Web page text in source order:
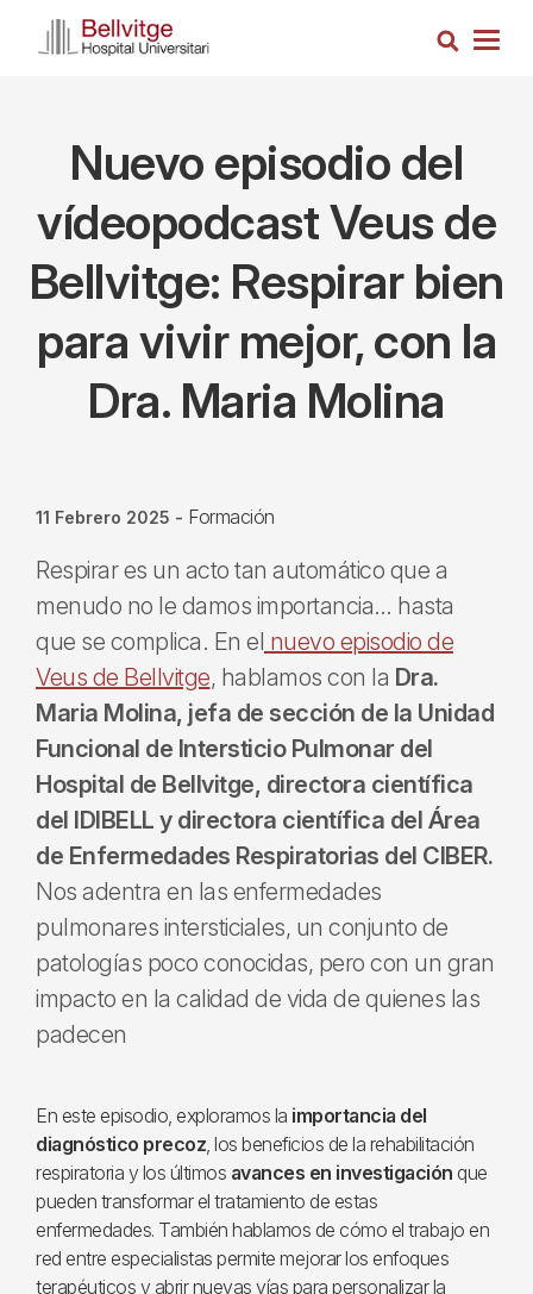
Busca
Nuevo episodio del
vídeopodcast Veus de
Bellvitge: Respirar bien
para vivir mejor, con la
Dra. Maria Molina
11 Febrero 2025 - Formación
Respirar es un acto tan automático que a
menudo no le damos importancia… hasta
que se complica. En el nuevo episodio de
Veus de Bellvitge, hablamos con la Dra.
Maria Molina, jefa de sección de la Unidad
Funcional de Intersticio Pulmonar del
Hospital de Bellvitge, directora científica
del IDIBELL y directora científica del Área
de Enfermedades Respiratorias del CIBER.
Nos adentra en las enfermedades
pulmonares intersticiales, un conjunto de
patologías poco conocidas, pero con un gran
impacto en la calidad de vida de quienes las
padecen
En este episodio, exploramos la importancia del
diagnóstico precoz, los beneficios de la rehabilitación
respiratoria y los últimos avances en investigación que
pueden transformar el tratamiento de estas
enfermedades. También hablamos de cómo el trabajo en
red entre especialistas permite mejorar los enfoques
terapéuticos y abrir nuevas vías para personalizar la